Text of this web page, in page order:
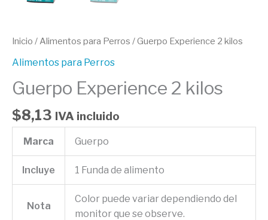
Inicio /Alimentos para Perros / Guerpo Experience 2 kilos
Alimentos para Perros
Guerpo Experience 2 kilos
$8,13 IVA incluido
Marca Guerpo
Incluye 1 Funda de alimento
Nota
Color puede variar dependiendo del
monitor que se observe.